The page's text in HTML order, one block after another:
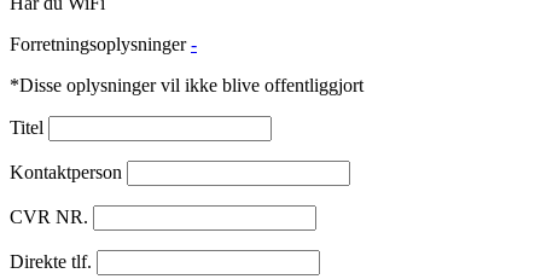
Forretningsoplysninger -
*Disse oplysninger vil ikke blive offentliggjort
Titel
Kontaktperson
CVR NR.
Direkte tlf.